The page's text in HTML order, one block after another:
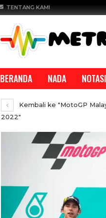
TENTANG KAMI
BERANDA NADA NOTASI
Kembali ke "MotoGP
2022"
REPORTASE